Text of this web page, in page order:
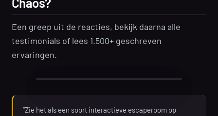
Een greep uit de reacties, bekijk daarna alle
testimonials of lees 1.500+ geschreven
ervaringen.
“Zie het als een soort interactieve escaperoom op